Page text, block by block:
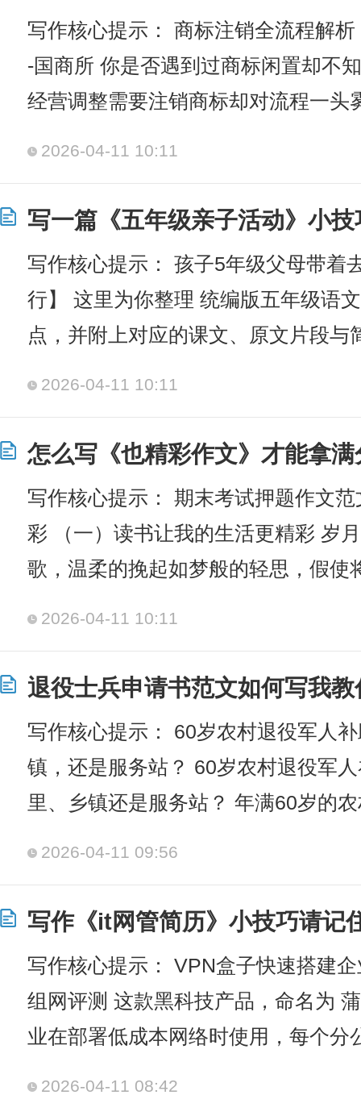
写作核心提示： 商标注销全流程解
-国商所 你是否遇到过商标闲置却不
经营调整需要注销商标却对流程一头
2026-04-11 10:11
写一篇《五年级亲子活动》小
写作核心提示： 孩子5年级父母带着
行】 这里为你整理 统编版五年级语
点，并附上对应的课文、原文片段与
2026-04-11 10:11
怎么写《也精彩作文》才能拿
写作核心提示： 期末考试押题作文
彩 （一）读书让我的生活更精彩 岁
歌，温柔的挽起如梦般的轻思，假使
2026-04-11 10:11
退役士兵申请书范文如何写我
写作核心提示： 60岁农村退役军人
镇，还是服务站？ 60岁农村退役军
里、乡镇还是服务站？ 年满60岁的
2026-04-11 09:56
写作《it网管简历》小技巧请记
写作核心提示： VPN盒子快速搭建
组网评测 这款黑科技产品，命名为
业在部署低成本网络时使用，每个分
2026-04-11 08:42